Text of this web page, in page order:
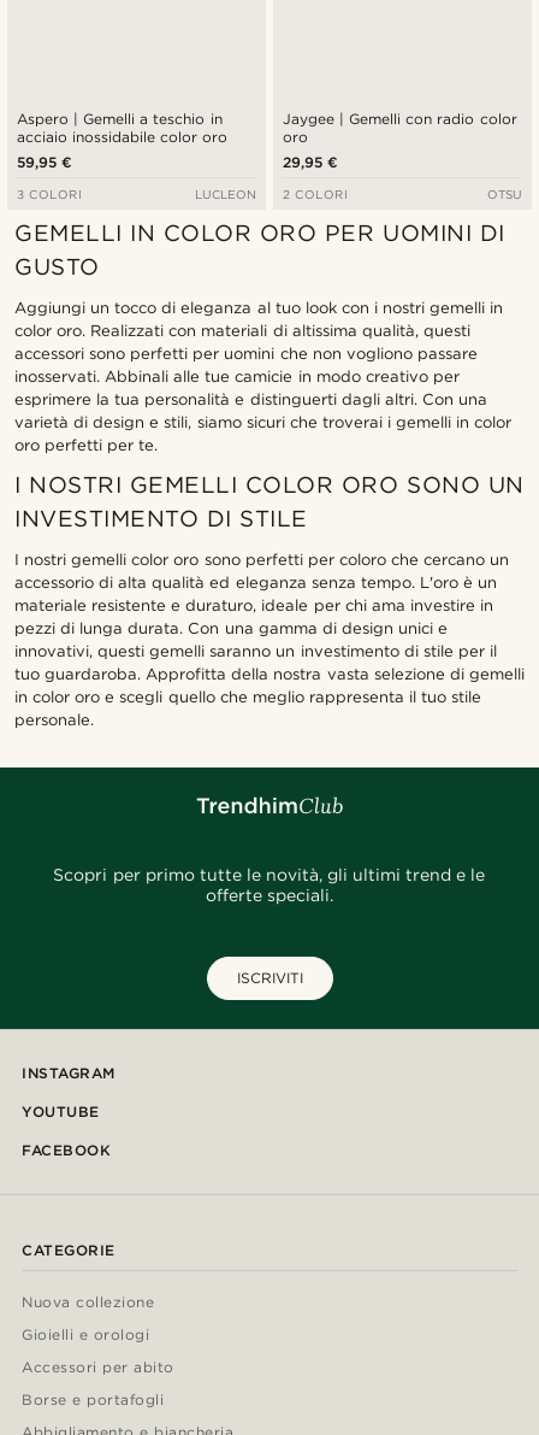
Aspero | Gemelli a teschio in
acciaio inossidabile color oro
59,95 €
3 COLORI LUCLEON
Jaygee | Gemelli con radio color
oro
29,95 €
2 COLORI OTSU
GEMELLI IN COLOR ORO PER UOMINI DI
GUSTO
Aggiungi un tocco di eleganza al tuo look con i nostri gemelli in
color oro. Realizzati con materiali di altissima qualità, questi
accessori sono perfetti per uomini che non vogliono passare
inosservati. Abbinali alle tue camicie in modo creativo per
esprimere la tua personalità e distinguerti dagli altri. Con una
varietà di design e stili, siamo sicuri che troverai i gemelli in color
oro perfetti per te.
I NOSTRI GEMELLI COLOR ORO SONO UN
INVESTIMENTO DI STILE
I nostri gemelli color oro sono perfetti per coloro che cercano un
accessorio di alta qualità ed eleganza senza tempo. L'oro è un
materiale resistente e duraturo, ideale per chi ama investire in
pezzi di lunga durata. Con una gamma di design unici e
innovativi, questi gemelli saranno un investimento di stile per il
tuo guardaroba. Approfitta della nostra vasta selezione di gemelli
in color oro e scegli quello che meglio rappresenta il tuo stile
personale.
Scopri per primo tutte le novità, gli ultimi trend e le
offerte speciali.
ISCRIVITI
INSTAGRAM
YOUTUBE
FACEBOOK
CATEGORIE
Nuova collezione
Gioielli e orologi
Accessori per abito
Borse e portafogli